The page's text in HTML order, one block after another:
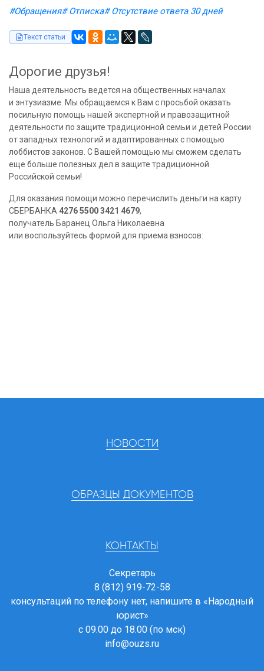
#Обращения# Отписка# Отсутствие ответа 30 дней
Текст статьи
Дорогие друзья!
Наша деятельность ведется на общественных началах
и энтузиазме. Мы обращаемся к Вам с просьбой оказать
посильную помощь нашей экспертной и правозащитной
деятельности по защите традиционной семьи и детей России
от западных технологий и адаптированных с помощью
лоббистов законов. С Вашей помощью мы сможем сделать
еще больше полезных дел в защите традиционной
Российской семьи!
Для оказания помощи можно перечислить деньги на карту
СБЕРБАНКА 4276 5500 3421 4679,
получатель Баранец Ольга Николаевна
или воспользуйтесь формой для приема взносов:
НОВОСТИ
ОБРАЗЦЫ ДОКУМЕНТОВ
КОНТАКТЫ
Секретарь
8 (812) 919-72-58
консультаций по телефону нет, напишите в «Народный
юрист»
с 09.00 до 18.00 (по мск)
info@ouzs.ru